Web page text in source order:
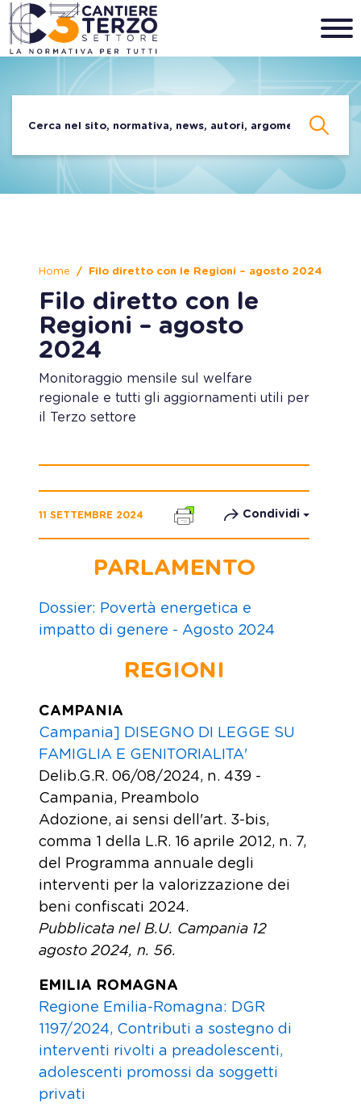
Home Filo diretto con le Regioni – agosto 2024
Filo diretto con le
Regioni – agosto
2024
Monitoraggio mensile sul welfare
regionale e tutti gli aggiornamenti utili per
il Terzo settore
11 SETTEMBRE 2024 Condividi
PARLAMENTO
Dossier: Povertà energetica e
impatto di genere - Agosto 2024
REGIONI
CAMPANIA
Campania] DISEGNO DI LEGGE SU
FAMIGLIA E GENITORIALITA'
Delib.G.R. 06/08/2024, n. 439 -
Campania, Preambolo
Adozione, ai sensi dell'art. 3-bis,
comma 1 della L.R. 16 aprile 2012, n. 7,
del Programma annuale degli
interventi per la valorizzazione dei
beni confiscati 2024.
Pubblicata nel B.U. Campania 12
agosto 2024, n. 56.
EMILIA ROMAGNA
Regione Emilia-Romagna: DGR
1197/2024, Contributi a sostegno di
interventi rivolti a preadolescenti,
adolescenti promossi da soggetti
privati